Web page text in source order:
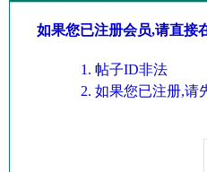
如果您已注册会员,请直接
帖子ID非法
如果您已注册,请